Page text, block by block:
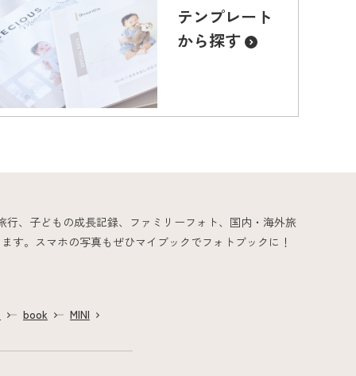
テンプレート
から探す
、子どもの成長記録、ファミリーフォト、国内・海外旅
す。スマホの写真もぜひマイブックでフォトブックに！
book MINI